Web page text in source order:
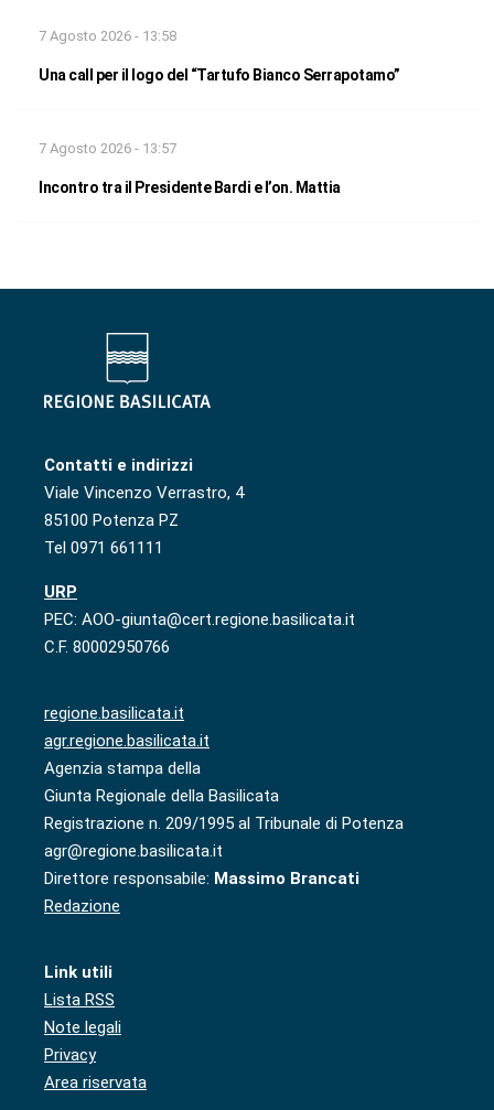
7 Agosto 2026 - 13:58
Una call per il logo del “Tartufo Bianco Serrapotamo”
7 Agosto 2026 - 13:57
Incontro tra il Presidente Bardi e l’on. Mattia
Contatti e indirizzi
Viale Vincenzo Verrastro, 4
85100 Potenza PZ
Tel 0971 661111
URP
PEC: AOO-giunta@cert.regione.basilicata.it
C.F. 80002950766
regione.basilicata.it
agr.regione.basilicata.it
Agenzia stampa della
Giunta Regionale della Basilicata
Registrazione n. 209/1995 al Tribunale di Potenza
agr@regione.basilicata.it
Direttore responsabile: Massimo Brancati
Redazione
Link utili
Lista RSS
Note legali
Privacy
Area riservata